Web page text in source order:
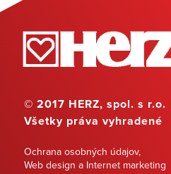
© 2017 HERZ, spol. s r.o.
Všetky práva vyhradené
Ochrana osobných údajov,
Web design a Internet marketing